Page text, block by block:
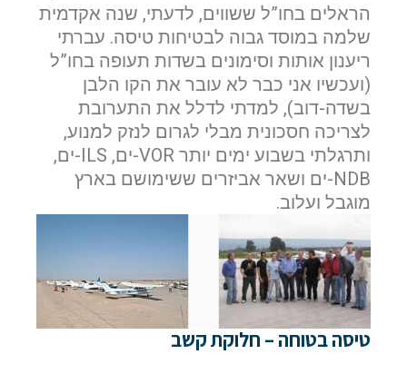
הראלים בחו”ל ששווים, לדעתי, שנה אקדמית
שלמה במוסד גבוה לבטיחות טיסה. עברתי
ריענון אותות וסימונים בשדות תעופה בחו”ל
(ועכשיו אני כבר לא עובר את הקו הלבן
בשדה-דוב), למדתי לדלל את התערובת
לצריכה חסכונית מבלי לגרום לנזק למנוע,
ותרגלתי בשבוע ימים יותר VOR-ים, ILS-ים,
NDB-ים ושאר אביזרים ששימושם בארץ
מוגבל ועלוב.
טיסה בטוחה – חלוקת קשב